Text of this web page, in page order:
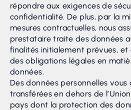
répondre aux exigences de
confidentialité. De plus, par la
mesures contractuelles, nous
prestataire traite des données
finalités initialement prévues,
des obligations légales en
données.
Des données personnelles
transférées en dehors de
pays dont la protection des